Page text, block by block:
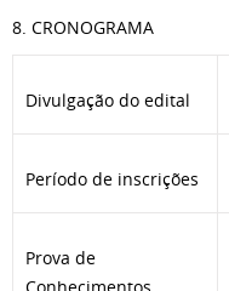
8. CRONOGRAMA
Divulgação do edital
Período de inscrições
Prova de